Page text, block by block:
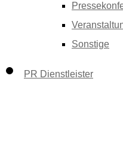
Sonstige
PR Dienstleister